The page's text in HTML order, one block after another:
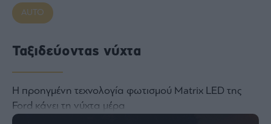
Ναυτιλία
Real
Ενέργεια
Πολιτική
Πολιτισμός
Κοινωνία
AUTO
Ταξιδεύοντας νύχτα
Η προηγμένη τεχνολογία φωτισμού Matrix LED της
Ford κάνει τη νύχτα μέρα